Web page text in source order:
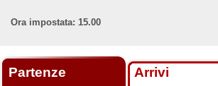
Ora impostata: 15.00
Partenze Arrivi